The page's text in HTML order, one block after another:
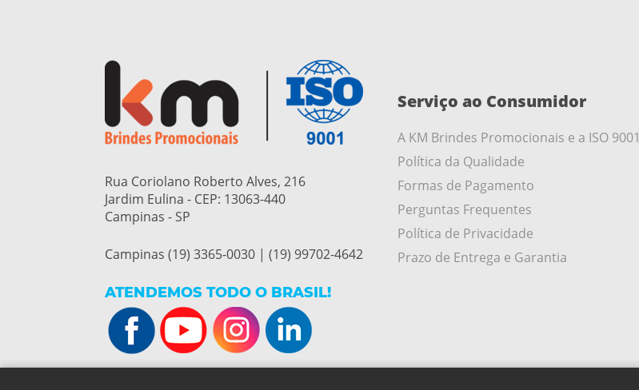
Rua Coriolano Roberto Alves, 216
Jardim Eulina - CEP: 13063-440
Campinas - SP
Campinas (19) 3365-0030 | (19) 99702-4642
ATENDEMOS TODO O BRASIL!
Serviço ao Consumidor
A KM Brindes Promocionais e a ISO 9001
Política da Qualidade
Formas de Pagamento
Perguntas Frequentes
Política de Privacidade
Prazo de Entrega e Garantia